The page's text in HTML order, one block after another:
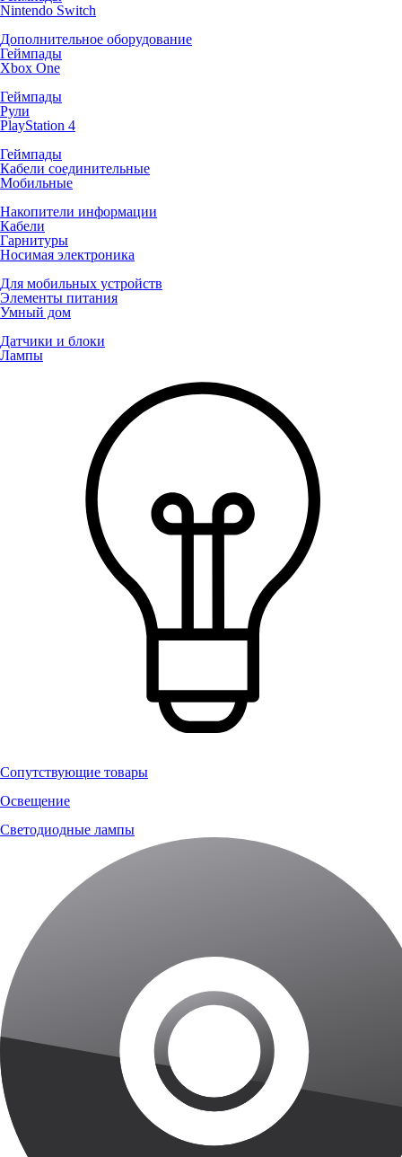
Nintendo Switch
Дополнительное оборудование
Геймпады
Xbox One
Геймпады
Рули
PlayStation 4
Геймпады
Кабели соединительные
Мобильные
Накопители информации
Кабели
Гарнитуры
Носимая электроника
Для мобильных устройств
Элементы питания
Умный дом
Датчики и блоки
Лампы
Сопутствующие товары
Освещение
Светодиодные лампы